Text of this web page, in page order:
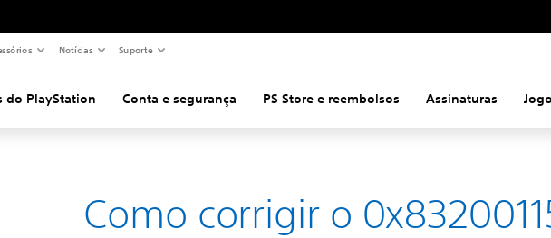
Notícias Suporte
do PlayStation Conta e segurança PS Store e reembolsos Assinaturas
Como corrigir o